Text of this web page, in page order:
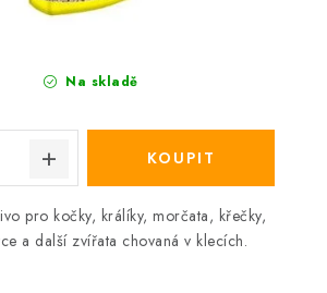
Na skladě
pro kočky, králíky, morčata, křečky,
a další zvířata chovaná v klecích.